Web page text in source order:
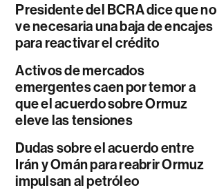
Presidente del BCRA dice que no
ve necesaria una baja de encajes
para reactivar el crédito
Activos de mercados
emergentes caen por temor a
que el acuerdo sobre Ormuz
eleve las tensiones
Dudas sobre el acuerdo entre
Irán y Omán para reabrir Ormuz
impulsan al petróleo